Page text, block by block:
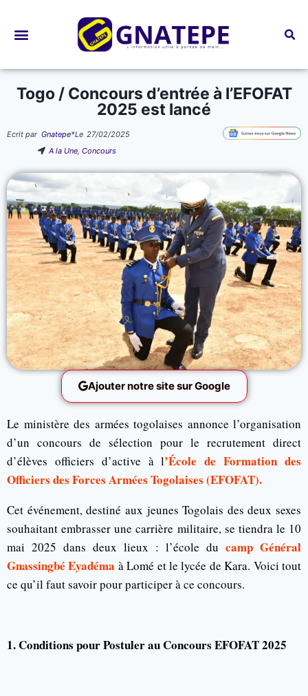
Togo / Concours d’entrée à l’EFOFAT
2025 est lancé
Ecrit par Gnatepe*Le 27/02/2025
A la Une,Concours
Ajouter notre site sur Google
Le ministère des armées togolaises annonce l’organisation
d’un concours de sélection pour le recrutement direct
d’élèves officiers d’active à l’École de Formation des
Officiers des Forces Armées Togolaises (EFOFAT).
Cet événement, destiné aux jeunes Togolais des deux sexes
souhaitant embrasser une carrière militaire, se tiendra le 10
mai 2025 dans deux lieux : l’école du camp Général
Gnassingbé Eyadéma à Lomé et le lycée de Kara. Voici tout
ce qu’il faut savoir pour participer à ce concours.
1. Conditions pour Postuler au Concours EFOFAT 2025